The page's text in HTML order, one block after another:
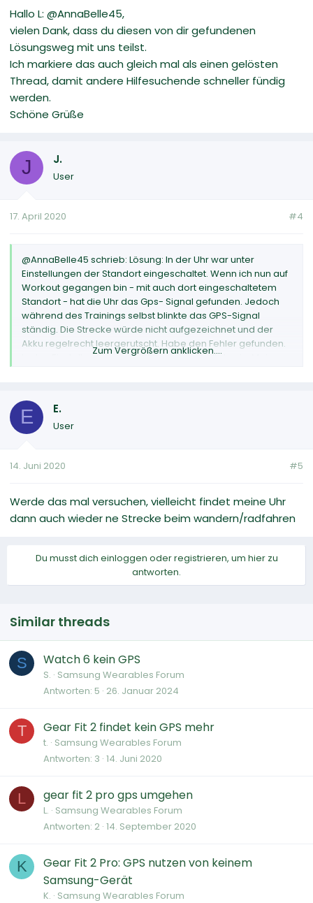
Hallo L: @AnnaBelle45,
vielen Dank, dass du diesen von dir gefundenen
Lösungsweg mit uns teilst.
Ich markiere das auch gleich mal als einen gelösten
Thread, damit andere Hilfesuchende schneller fündig
werden.
Schöne Grüße
J J.
User
17. April 2020 #4
@AnnaBelle45 schrieb: Lösung: In der Uhr war unter
Einstellungen der Standort eingeschaltet. Wenn ich nun auf
Workout gegangen bin - mit auch dort eingeschaltetem
Standort - hat die Uhr das Gps- Signal gefunden. Jedoch
während des Trainings selbst blinkte das GPS-Signal
ständig. Die Strecke würde nicht aufgezeichnet und der
Akku regelrecht leergerutscht. Habe den Fehler gefunden.
In den Einstellungen muss GPS ausgeschaltet sein. Meine
Zum Vergrößern anklicken....
E E.
User
14. Juni 2020 #5
Werde das mal versuchen, vielleicht findet meine Uhr
dann auch wieder ne Strecke beim wandern/radfahren
Du musst dich einloggen oder registrieren, um hier zu
antworten.
Similar threads
S Watch 6 kein GPS
S. Samsung Wearables Forum
Antworten 5 26. Januar 2024
T Gear Fit 2 findet kein GPS mehr
t. Samsung Wearables Forum
Antworten 3 14. Juni 2020
L gear fit 2 pro gps umgehen
L. Samsung Wearables Forum
Antworten 2 14. September 2020
K
Gear Fit 2 Pro: GPS nutzen von keinem
Samsung-Gerät
K. Samsung Wearables Forum